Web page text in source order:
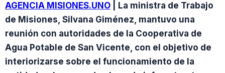
AGENCIA MISIONES.UNO | La ministra de Trabajo
de Misiones, Silvana Giménez, mantuvo una
reunión con autoridades de la Cooperativa de
Agua Potable de San Vicente, con el objetivo de
interiorizarse sobre el funcionamiento de la